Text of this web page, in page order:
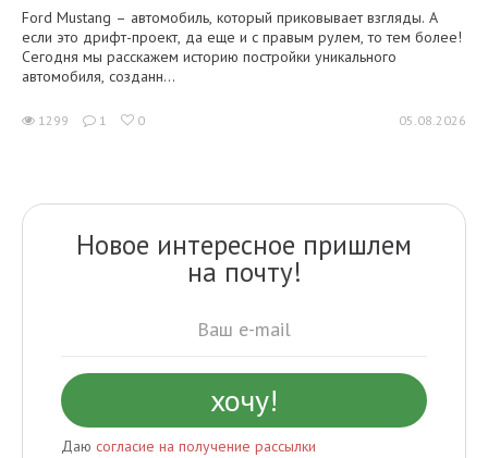
Ford Mustang – автомобиль, который приковывает взгляды. А
если это дрифт-проект, да еще и с правым рулем, то тем более!
Сегодня мы расскажем историю постройки уникального
автомобиля, созданн...
1299 1 0 05.08.2026
Новое интересное пришлем
на почту!
Даю согласие на получение рассылки